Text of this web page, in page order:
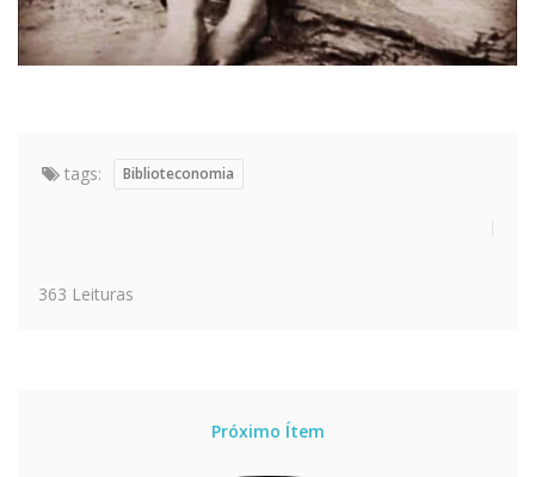
tags: Biblioteconomia
363 Leituras
Próximo Ítem